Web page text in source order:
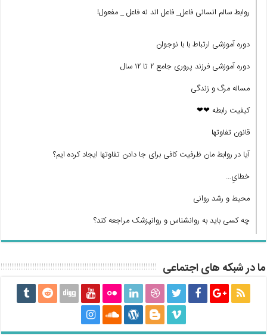
روابط سالم انسانی فاعل_ فاعل اند نه فاعل _ مفعول!
دوره آموزشی ارتباط با با نوجوان
دوره آموزشی فرزند پروری جامع ۲ تا ۱۲ سال
مساله مرگ و زندگی
کیفیت رابطه ❤❤
قانون تفاوتها
آیا در روابط مان ظرفیت کافی برای جا دادن تفاوتها ایجاد کرده ایم؟
خطایِ…
محیط و رشد روانی
چه کسی باید به روانشناس و روانپزشک مراجعه کند؟
ما در شبکه های اجتماعی